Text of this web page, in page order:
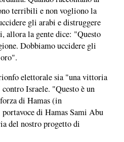
terribili e non vogliono la
gli arabi e distruggere
allora la gente dice: "Questo
Dobbiamo uccidere gli
elettorale sia "una vittoria
Israele. "Questo è un
di Hamas (in
di Hamas Sami Abu
del nostro progetto di